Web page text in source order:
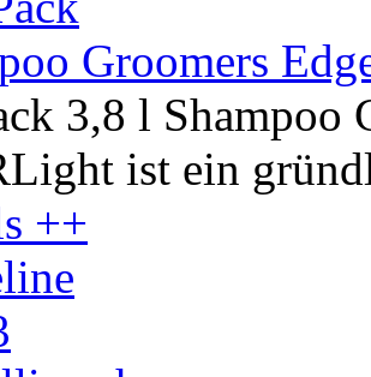
Groomers
3,8 l Shampoo
ist ein
++